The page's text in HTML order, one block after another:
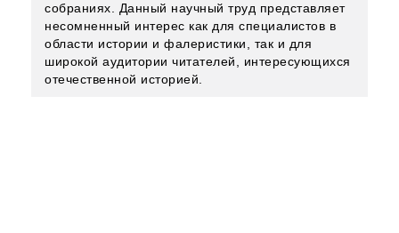
собраниях. Данный научный труд представляет
несомненный интерес как для специалистов в
области истории и фалеристики, так и для
широкой аудитории читателей, интересующихся
отечественной историей.